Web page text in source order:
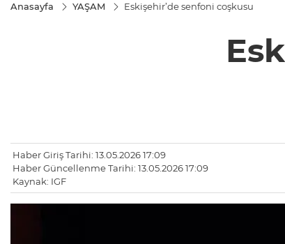
Anasayfa YAŞAM Eskişehir’de senfoni coşkusu
Haber Giriş Tarihi: 13.05.2026 17:09
Haber Güncellenme Tarihi: 13.05.2026 17:09
Kaynak: IGF